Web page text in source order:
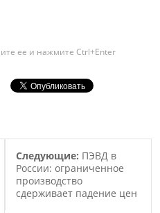
ее и нажмите Ctrl+Enter
Следующие: ПЭВД в
России: ограниченное
производство
сдерживает падение цен